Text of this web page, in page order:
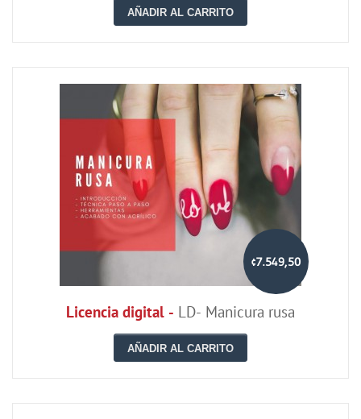
AÑADIR AL CARRITO
¢7.549,50
Licencia digital - LD- Manicura rusa
AÑADIR AL CARRITO